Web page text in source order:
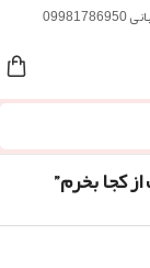
کجا بخرم”